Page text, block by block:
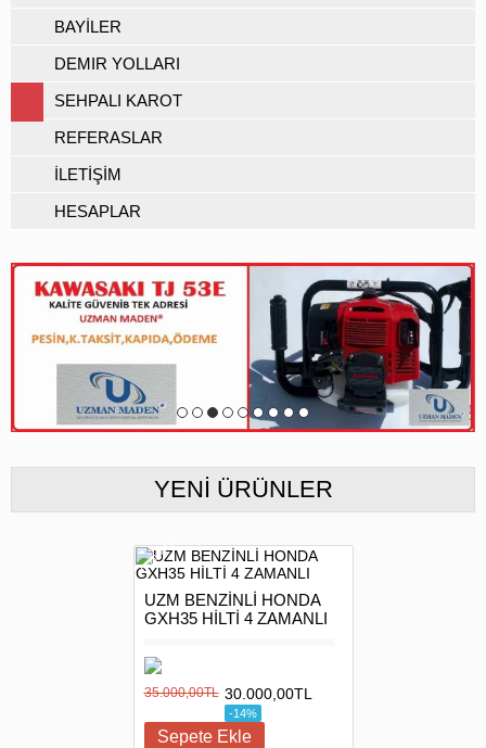
BAYİLER
DEMIR YOLLARI
SEHPALI KAROT
REFERASLAR
İLETİŞİM
HESAPLAR
YENI ÜRÜNLER
UZM BENZİNLİ HONDA
GXH35 HİLTİ 4 ZAMANLI
35.000,00TL 30.000,00TL
-14%
INDIRIM